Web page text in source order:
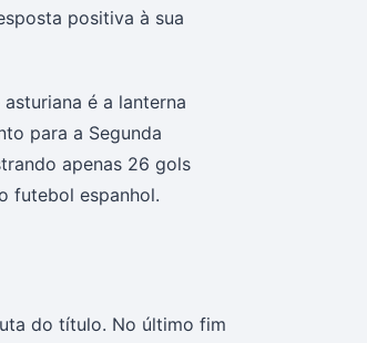
positiva à sua
é a lanterna
para a Segunda
apenas 26 gols
futebol espanhol.
do título. No último fim